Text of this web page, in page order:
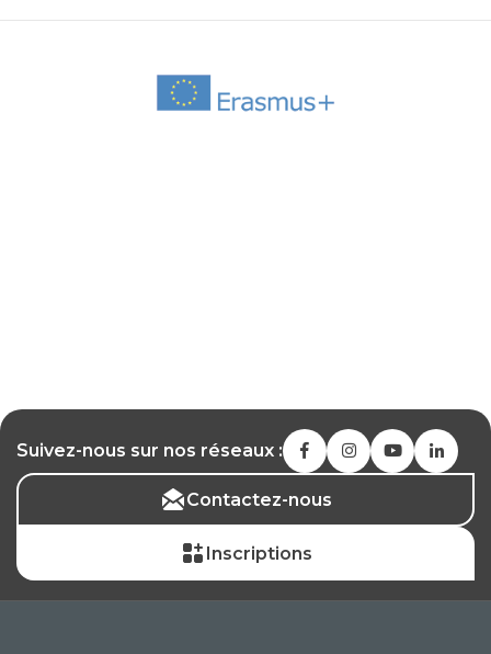
Suivez-nous sur nos réseaux :
Contactez-nous
Inscriptions